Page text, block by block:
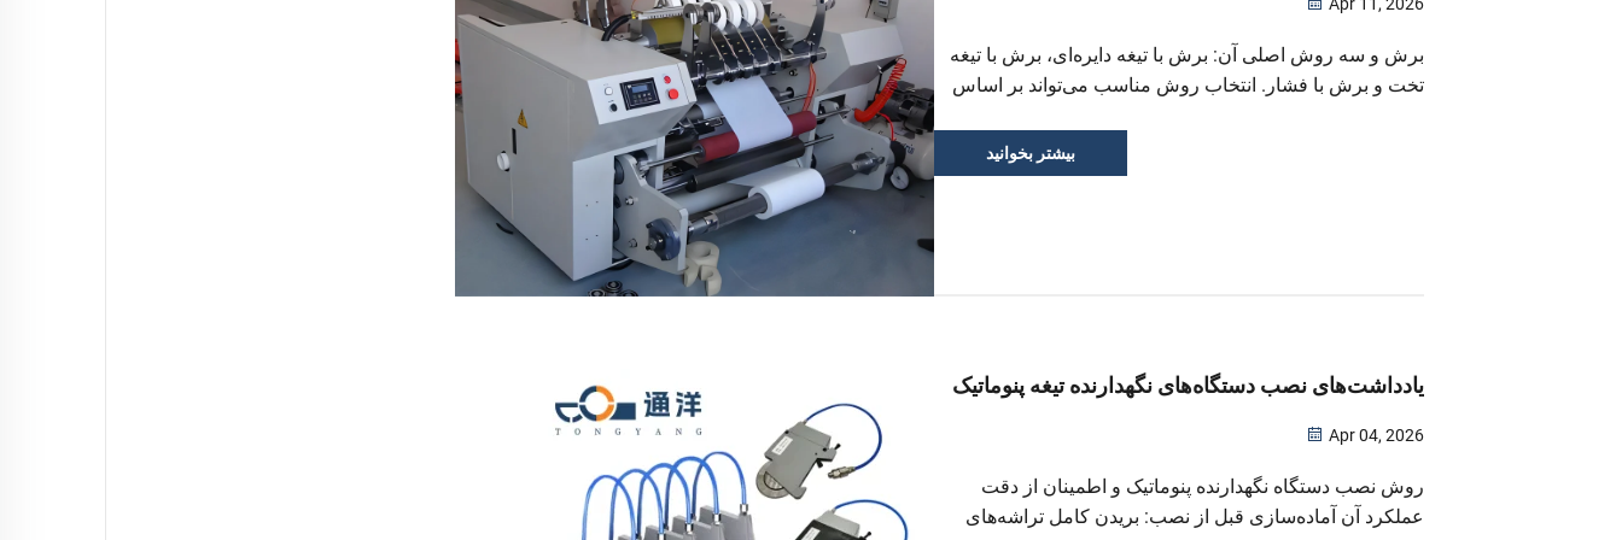
برش و سه روش اصلی آن: برش با تیغه دایره‌ای، برش با تیغه
تخت و برش با فشار. انتخاب روش مناسب می‌تواند بر اساس
بیشتر بخوانید
یادداشت‌های نصب دستگاه‌های نگهدارنده تیغه پنوماتیک
Apr 04, 2026
روش نصب دستگاه نگهدارنده پنوماتیک و اطمینان از دقت
عملکرد آن آماده‌سازی قبل از نصب: بریدن کامل تراشه‌های